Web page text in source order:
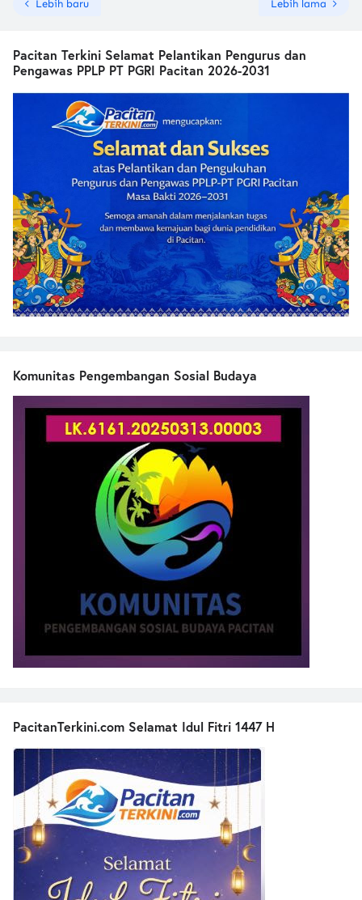
Lebih baru Lebih lama
Pacitan Terkini Selamat Pelantikan Pengurus dan
Pengawas PPLP PT PGRI Pacitan 2026-2031
Komunitas Pengembangan Sosial Budaya
PacitanTerkini.com Selamat Idul Fitri 1447 H